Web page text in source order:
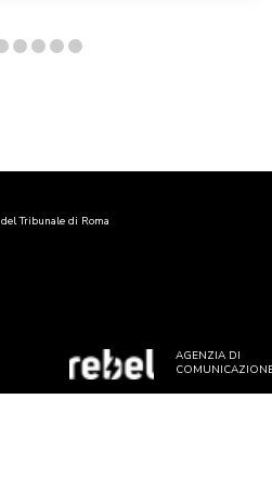
Tribunale di Roma
AGENZIA DI